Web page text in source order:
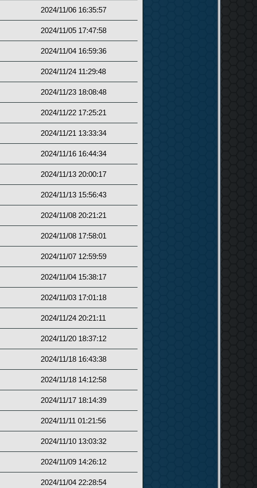
2024/11/06 16:35:57
2024/11/05 17:47:58
2024/11/04 16:59:36
2024/11/24 11:29:48
2024/11/23 18:08:48
2024/11/22 17:25:21
2024/11/21 13:33:34
2024/11/16 16:44:34
2024/11/13 20:00:17
2024/11/13 15:56:43
2024/11/08 20:21:21
2024/11/08 17:58:01
2024/11/07 12:59:59
2024/11/04 15:38:17
2024/11/03 17:01:18
2024/11/24 20:21:11
2024/11/20 18:37:12
2024/11/18 16:43:38
2024/11/18 14:12:58
2024/11/17 18:14:39
2024/11/11 01:21:56
2024/11/10 13:03:32
2024/11/09 14:26:12
2024/11/04 22:28:54